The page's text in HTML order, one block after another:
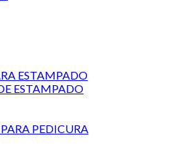
ESTAMPADO
ESTAMPADO
PEDICURA